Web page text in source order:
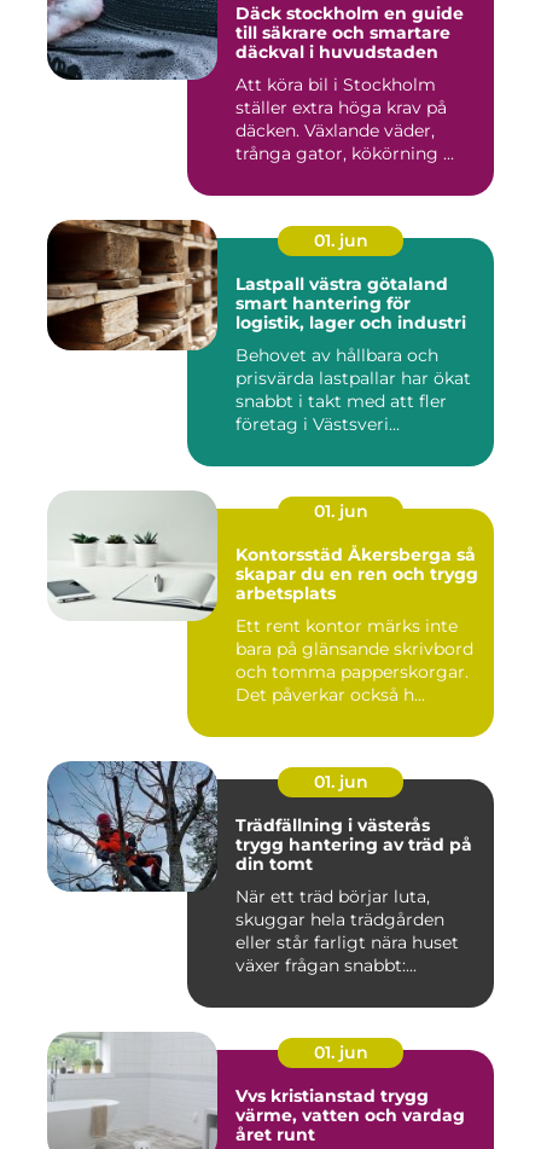
Däck stockholm en guide
till säkrare och smartare
däckval i huvudstaden
Att köra bil i Stockholm
ställer extra höga krav på
däcken. Växlande väder,
trånga gator, kökörning ...
01. jun
Lastpall västra götaland
smart hantering för
logistik, lager och industri
Behovet av hållbara och
prisvärda lastpallar har ökat
snabbt i takt med att fler
företag i Västsveri...
01. jun
Kontorsstäd Åkersberga så
skapar du en ren och trygg
arbetsplats
Ett rent kontor märks inte
bara på glänsande skrivbord
och tomma papperskorgar.
Det påverkar också h...
01. jun
Trädfällning i västerås
trygg hantering av träd på
din tomt
När ett träd börjar luta,
skuggar hela trädgården
eller står farligt nära huset
växer frågan snabbt:...
01. jun
Vvs kristianstad trygg
värme, vatten och vardag
året runt